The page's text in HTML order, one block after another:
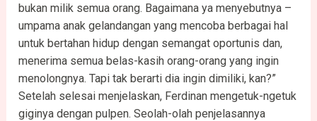
bukan milik semua orang. Bagaimana ya menyebutnya –
umpama anak gelandangan yang mencoba berbagai hal
untuk bertahan hidup dengan semangat oportunis dan,
menerima semua belas-kasih orang-orang yang ingin
menolongnya. Tapi tak berarti dia ingin dimiliki, kan?”
Setelah selesai menjelaskan, Ferdinan mengetuk-ngetuk
giginya dengan pulpen. Seolah-olah penjelasannya